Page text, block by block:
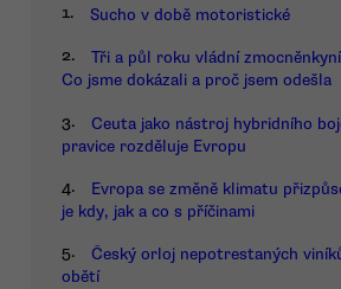
1. Sucho v době motoristické
2.
Tři a půl roku vládní
Co jsme dokázali a proč jsem odešla
3.
Ceuta jako nástroj hybridního
pravice rozděluje Evropu
4.
Evropa se změně klimatu
je kdy, jak a co s příčinami
5.
Český orloj nepotrestaných
obětí